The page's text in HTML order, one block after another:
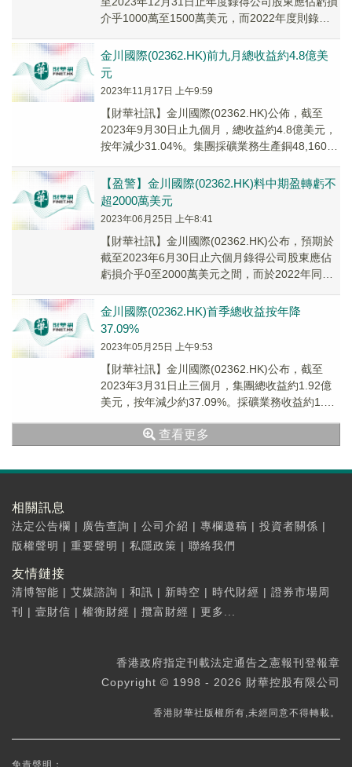
介乎1000萬至1500萬美元，而2022年度則錄得
金川國際(02362.HK)前九月總收益約4.8億美
元
2023年11月17日 上午9:59
【財華社訊】金川國際(02362.HK)公佈，截至
2023年9月30日止九個月，總收益約4.8億美元，
按年減少31.04%。集團採礦業務生產銅48,160噸
【盈警】金川國際(02362.HK)料中期盈轉虧不
超2000萬美元
2023年06月25日 上午8:41
【財華社訊】金川國際(02362.HK)公布，預期於
截至2023年6月30日止六個月錄得公司股東應佔
虧損介乎0至2000萬美元之間，而於2022年同期
金川國際(02362.HK)首季總收益按年降
37.09%
2023年05月25日 上午9:53
【財華社訊】金川國際(02362.HK)公布，截至
2023年3月31日止三個月，集團總收益約1.92億
美元，按年減少約37.09%。採礦業務收益約1.25
查看更多
相關訊息
法定公告欄 | 廣告查詢 | 公司介紹 | 專欄邀稿 | 投資者關係 |
版權聲明 | 重要聲明 | 私隱政策 | 聯絡我們
友情鏈接
清博智能 | 艾媒諮詢 | 和訊 | 新時空 | 時代財經 | 證券市場周
刊
| 壹財信 | 權衡財經 | 攬富財經 | 更多...
香港政府指定刊載法定通告之憲報刊登報章
Copyright © 1998 - 2026 財華控股有限公司
香港財華社版權所有,未經同意不得轉載。